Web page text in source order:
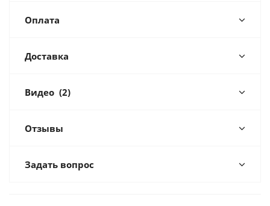
Оплата
Доставка
Видео (2)
Отзывы
Задать вопрос